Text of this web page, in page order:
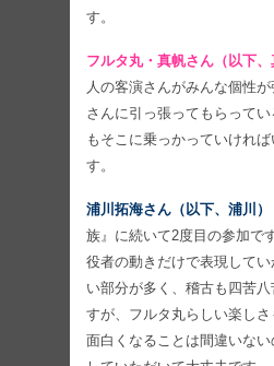
す。
フルタ丸・真帆さん（以下、
人の客演さんがみんな個性
さんに引っ張ってもらって
もそこに乗っかっていけれ
す。
浦川拓海さん（以下、浦川）
族』に続いて2度目の参加で
役者の動きだけで表現して
い部分が多く、稽古も四苦
すが、フルタ丸らしい楽し
面白くなることは間違いな